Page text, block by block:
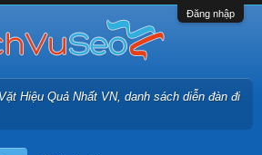
Đăng nhập
Hiệu Quả Nhất VN, danh sách diễn đàn đi